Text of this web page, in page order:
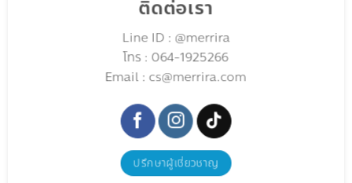
ติดต่อเรา
Line ID : @merrira
โทร : 064-1925266
Email : cs@merrira.com
ปรึกษาผู้เชี่ยวชาญ